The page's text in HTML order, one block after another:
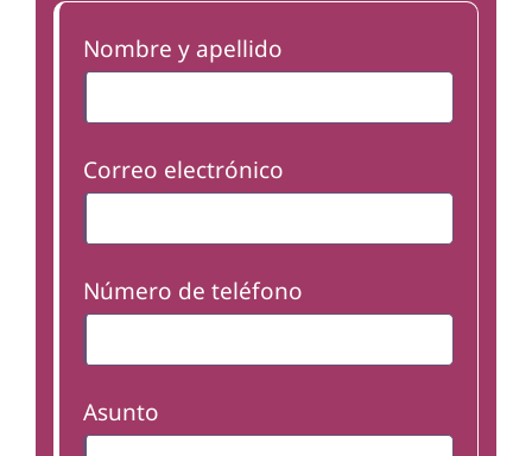
Nombre y apellido
Correo electrónico
Número de teléfono
Asunto